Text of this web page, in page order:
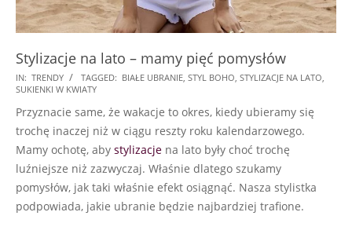
Stylizacje na lato – mamy pięć pomysłów
2018-
08-
06
IN: TRENDY TAGGED: BIAŁE UBRANIE, STYL BOHO, STYLIZACJE NA LATO,
SUKIENKI W KWIATY
Przyznacie same, że wakacje to okres, kiedy ubieramy się
trochę inaczej niż w ciągu reszty roku kalendarzowego.
Mamy ochotę, aby stylizacje na lato były choć trochę
luźniejsze niż zazwyczaj. Właśnie dlatego szukamy
pomysłów, jak taki właśnie efekt osiągnąć. Nasza stylistka
podpowiada, jakie ubranie będzie najbardziej trafione.